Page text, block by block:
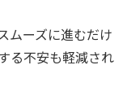
ムーズに進むだけ
る不安も軽減され